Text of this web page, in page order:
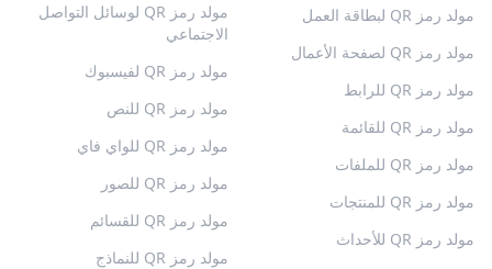
مولد رمز QR لبطاقة العمل
مولد رمز QR لصفحة الأعمال
مولد رمز QR للرابط
مولد رمز QR للقائمة
مولد رمز QR للملفات
مولد رمز QR للمنتجات
مولد رمز QR للأحداث
مولد رمز QR لوسائل التواصل
الاجتماعي
مولد رمز QR لفيسبوك
مولد رمز QR للنص
مولد رمز QR للواي فاي
مولد رمز QR للصور
مولد رمز QR للقسائم
مولد رمز QR للنماذج